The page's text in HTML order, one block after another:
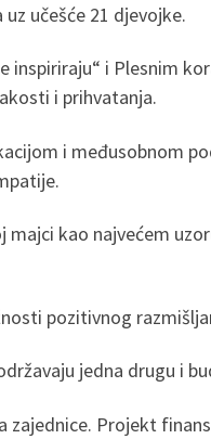
učešće 21 djevojke.
i Plesnim
i prihvatanja.
i međusobnom
kao najvećem
pozitivnog
jedna drugu i
zajednice. Projekt